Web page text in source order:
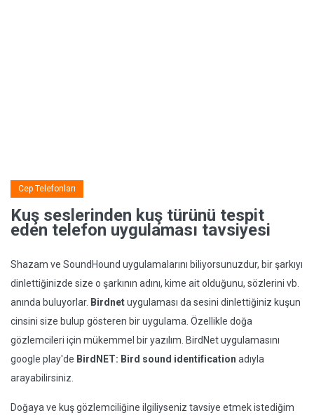
Cep Telefonları
Kuş seslerinden kuş türünü tespit
eden telefon uygulaması tavsiyesi
Shazam ve SoundHound uygulamalarını biliyorsunuzdur, bir şarkıyı
dinlettiğinizde size o şarkının adını, kime ait olduğunu, sözlerini vb.
anında buluyorlar. Birdnetuygulaması da sesini dinlettiğiniz kuşun
cinsini size bulup gösteren bir uygulama. Özellikle doğa
gözlemcileri için mükemmel bir yazılım. BirdNet uygulamasını
google play'de BirdNET: Bird sound identification adıyla
arayabilirsiniz.
Doğaya ve kuş gözlemciliğine ilgiliyseniz tavsiye etmek istediğim